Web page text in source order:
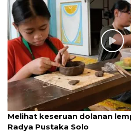
Melihat keseruan dolanan
Radya Pustaka Solo